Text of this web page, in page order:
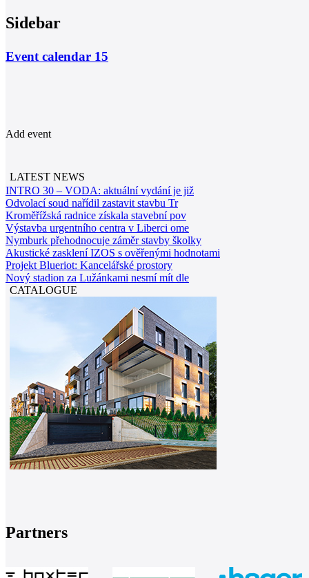
Sidebar
Event calendar 15
Add event
LATEST NEWS
INTRO 30 – VODA: aktuální vydání je již
Odvolací soud nařídil zastavit stavbu Tr
Kroměřížská radnice získala stavební pov
Výstavba urgentního centra v Liberci ome
Nymburk přehodnocuje záměr stavby školky
Akustické zasklení IZOS s ověřenými hodnotami
Projekt Blueriot: Kancelářské prostory
Nový stadion za Lužánkami nesmí mít dle
CATALOGUE
Partners